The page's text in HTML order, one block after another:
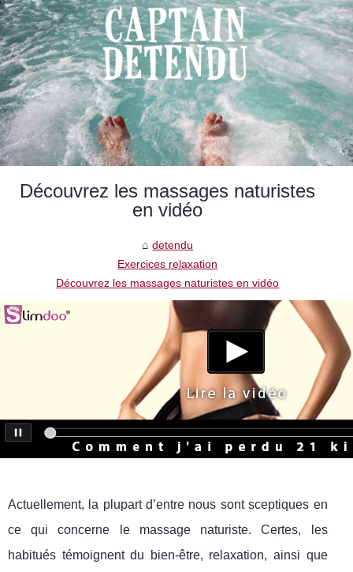
Découvrez les massages naturistes
en vidéo
detendu
Exercices relaxation
Découvrez les massages naturistes en vidéo
Actuellement, la plupart d’entre nous sont sceptiques en
ce qui concerne le massage naturiste. Certes, les
habitués témoignent du bien-être, relaxation, ainsi que